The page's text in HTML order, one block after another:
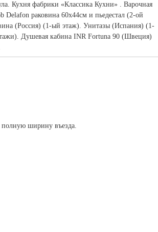
Кухня фабрики «Классика Кухни» . Варочная
Delafon раковина 60х44см и пьедестал (2-ой
(Россия) (1-ый этаж). Унитазы (Испания) (1-
Душевая кабина INR Fortuna 90 (Швеция)
полную ширину въезда.